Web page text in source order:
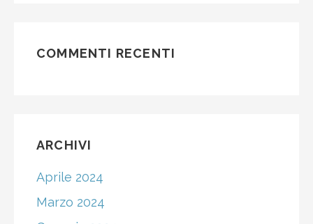
COMMENTI RECENTI
ARCHIVI
Aprile 2024
Marzo 2024